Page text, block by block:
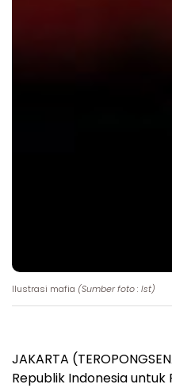
Ilustrasi mafia (Sumber foto : Ist)
JAKARTA
Republik Indonesia untuk